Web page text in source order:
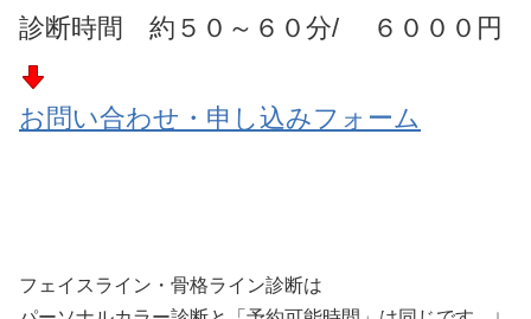
診断時間 約５０～６０分/ ６０００円
お問い合わせ・申し込みフォーム
フェイスライン・骨格ライン診断は